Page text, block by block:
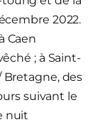
2022.
Caen
; à Saint-
Bretagne, des
suivant le
nuit